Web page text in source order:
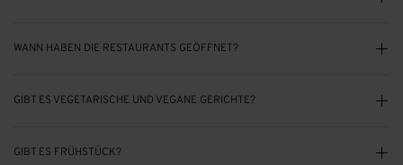
WANN HABEN DIE RESTAURANTS GEÖFFNET?
GIBT ES VEGETARISCHE UND VEGANE GERICHTE?
GIBT ES FRÜHSTÜCK?